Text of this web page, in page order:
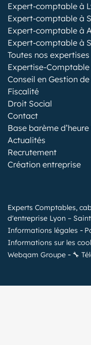
Expert-comptable à
Expert-comptable à
Expert-comptable à
Expert-comptable à
Toutes nos expertises
Expertise-Comptable
Conseil en Gestion
Fiscalité
Droit Social
Contact
Base barème
Actualités
Recrutement
Création entreprise
Experts Comptables,
d'entreprise Lyon –
Informations légales
Informations sur les
Webqam Groupe
🔧